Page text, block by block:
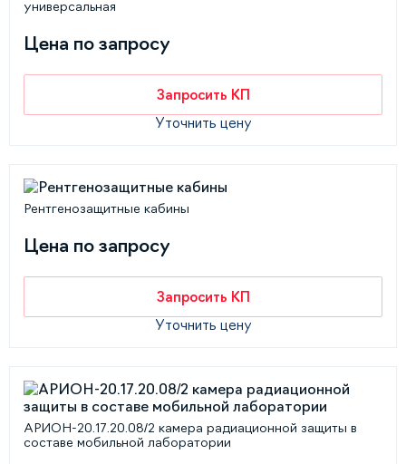
универсальная
Цена по запросу
Запросить КП
Уточнить цену
Рентгенозащитные кабины
Цена по запросу
Запросить КП
Уточнить цену
АРИОН-20.17.20.08/2 камера радиационной защиты в
составе мобильной лаборатории